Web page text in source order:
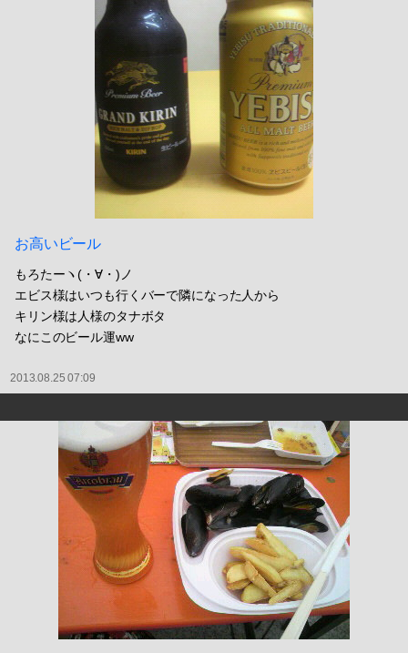
お高いビール
もろたーヽ(・∀・)ノ
エビス様はいつも行くバーで隣になった人から
キリン様は人様のタナボタ
なにこのビール運ww
2013.08.25 07:09